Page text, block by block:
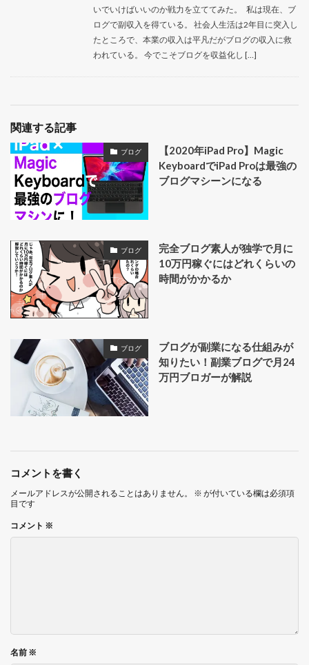
いでいけばいいのか戦力を立ててみた。 私は現在、ブ
ログで副収入を得ている。 社会人生活は2年目に突入し
たところで、本業の収入は平凡だがブログの収入に救
われている。 今でこそブログを収益化し […]
関連する記事
ブログ
【2020年iPad Pro】Magic
KeyboardでiPad Proは最強の
ブログマシーンになる
ブログ
完全ブログ素人が独学で月に
10万円稼ぐにはどれくらいの
時間がかかるか
ブログ
ブログが副業になる仕組みが
知りたい！副業ブログで月24
万円ブロガーが解説
コメントを書く
メールアドレスが公開されることはありません。 ※ が付いている欄は必須項
目です
コメント ※
名前 ※